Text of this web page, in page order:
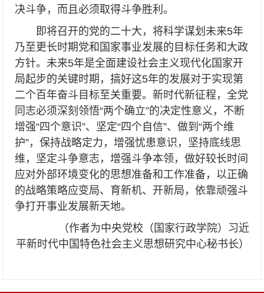
决斗争，而且必须取得斗争胜利。
即将召开的党的二十大，将科学谋划未来5年
乃至更长时期党和国家事业发展的目标任务和大政
方针。未来5年是全面建设社会主义现代化国家开
局起步的关键时期，搞好这5年的发展对于实现第
二个百年奋斗目标至关重要。新时代新征程，全党
同志必须深刻领悟“两个确立”的决定性意义，不断
增强“四个意识”、坚定“四个自信”、做到“两个维
护”，保持战略定力，增强忧患意识，坚持底线思
维，坚定斗争意志，增强斗争本领，做好较长时间
应对外部环境变化的思想准备和工作准备，以正确
的战略策略应变局、育新机、开新局，依靠顽强斗
争打开事业发展新天地。
（作者为中央党校（国家行政学院）习近
平新时代中国特色社会主义思想研究中心秘书长）